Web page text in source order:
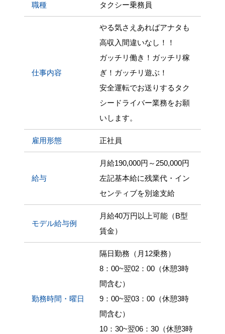
職種 タクシー乗務員
仕事内容
やる気さえあればアナタも
高収入間違いなし！！
ガッチリ働き！ガッチリ稼
ぎ！ガッチリ遊ぶ！
安全運転でお送りするタク
シードライバー業務をお願
いします。
雇用形態 正社員
給与
月給190,000円～250,000円
左記基本給に残業代・イン
センティブを別途支給
モデル給与例
月給40万円以上可能（B型
賃金）
勤務時間・曜日
隔日勤務（月12乗務）
8：00~翌02：00（休憩3時
間含む）
9：00~翌03：00（休憩3時
間含む）
10：30~翌06：30（休憩3時